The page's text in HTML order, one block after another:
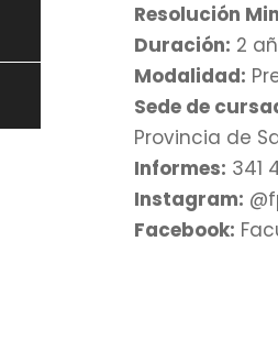
Resolución
Duración: 2
Modalidad:
Sede de
Provincia de
Informes: 341
Instagram:
Facebook: